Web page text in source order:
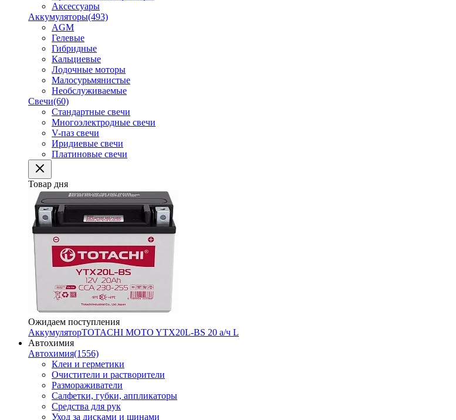
Аксессуары
Аккумуляторы(493)
AGM
Гелевые
Гибридные
Кальциевые
Лодочные моторы
Малосурьмянистые
Необслуживаемые
Свечи(60)
Стандартные свечи
Многоэлектродные свечи
V-паз свечи
Иридиевые свечи
Платиновые свечи
Товар дня
Ожидаем поступления
АккумуляторTOTACHI MOTO YTX20L-BS 20 а/ч L
Автохимия
Автохимия(1556)
Клеи и герметики
Очистители и растворители
Размораживатели
Салфетки, губки, аппликаторы
Средства для рук
Уход за дисками и шинами